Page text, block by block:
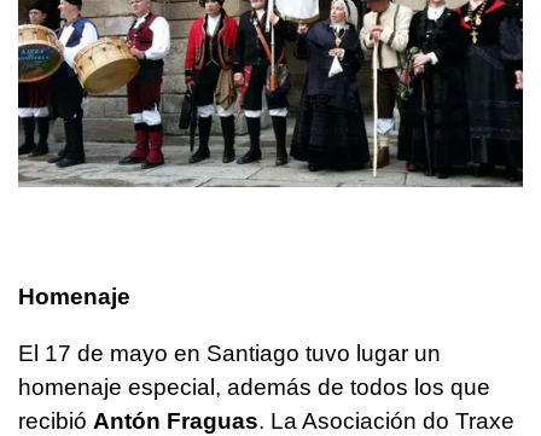
Homenaje
El 17 de mayo en Santiago tuvo lugar un
homenaje especial, además de todos los que
recibió Antón Fraguas. La Asociación do Traxe